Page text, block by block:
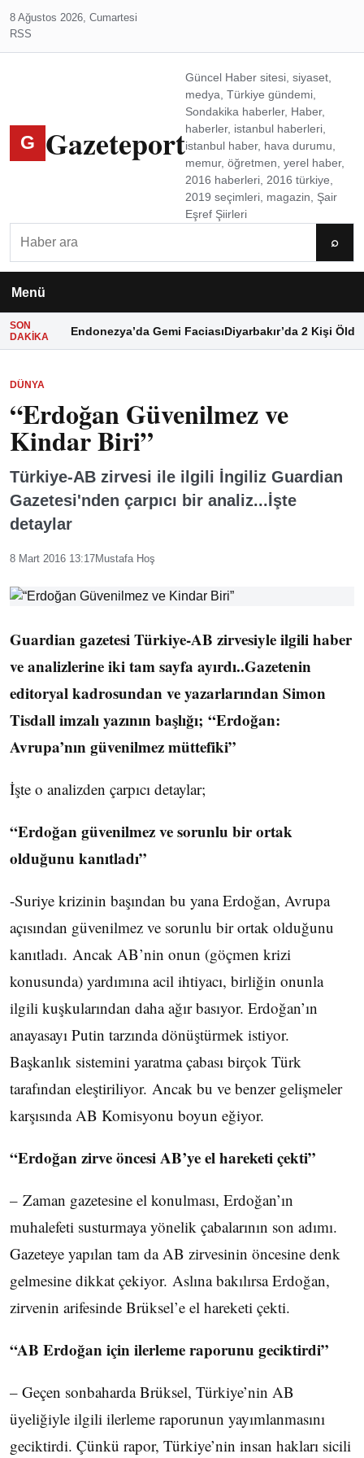
8 Ağustos 2026, Cumartesi
RSS
G Gazeteport
Güncel Haber sitesi, siyaset,
medya, Türkiye gündemi,
Sondakika haberler, Haber,
haberler, istanbul haberleri,
istanbul haber, hava durumu,
memur, öğretmen, yerel haber,
2016 haberleri, 2016 türkiye,
2019 seçimleri, magazin, Şair
Eşref Şiirleri
⌕
Menü
SON
DAKIKA
Endonezya’da Gemi FaciasıDiyarbakır’da 2 Kişi Öldü
DÜNYA
“Erdoğan Güvenilmez ve
Kindar Biri”
Türkiye-AB zirvesi ile ilgili İngiliz Guardian
Gazetesi'nden çarpıcı bir analiz...İşte
detaylar
8 Mart 2016 13:17Mustafa Hoş
Guardian gazetesi Türkiye-AB zirvesiyle ilgili haber
ve analizlerine iki tam sayfa ayırdı..Gazetenin
editoryal kadrosundan ve yazarlarından Simon
Tisdall imzalı yazının başlığı; “Erdoğan:
Avrupa’nın güvenilmez müttefiki”
İşte o analizden çarpıcı detaylar;
“Erdoğan güvenilmez ve sorunlu bir ortak
olduğunu kanıtladı”
-Suriye krizinin başından bu yana Erdoğan, Avrupa
açısından güvenilmez ve sorunlu bir ortak olduğunu
kanıtladı. Ancak AB’nin onun (göçmen krizi
konusunda) yardımına acil ihtiyacı, birliğin onunla
ilgili kuşkularından daha ağır basıyor. Erdoğan’ın
anayasayı Putin tarzında dönüştürmek istiyor.
Başkanlık sistemini yaratma çabası birçok Türk
tarafından eleştiriliyor. Ancak bu ve benzer gelişmeler
karşısında AB Komisyonu boyun eğiyor.
“Erdoğan zirve öncesi AB’ye el hareketi çekti”
– Zaman gazetesine el konulması, Erdoğan’ın
muhalefeti susturmaya yönelik çabalarının son adımı.
Gazeteye yapılan tam da AB zirvesinin öncesine denk
gelmesine dikkat çekiyor. Aslına bakılırsa Erdoğan,
zirvenin arifesinde Brüksel’e el hareketi çekti.
“AB Erdoğan için ilerleme raporunu geciktirdi”
– Geçen sonbaharda Brüksel, Türkiye’nin AB
üyeliğiyle ilgili ilerleme raporunun yayımlanmasını
geciktirdi. Çünkü rapor, Türkiye’nin insan hakları sicili